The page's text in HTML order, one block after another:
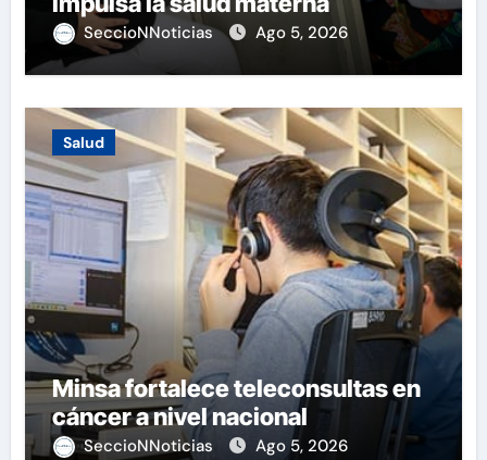
SeccioNNoticias Ago 5, 2026
Salud
Minsa fortalece teleconsultas en
cáncer a nivel nacional
SeccioNNoticias Ago 5, 2026